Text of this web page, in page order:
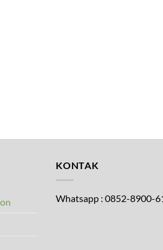
KONTAK
Whatsapp : 0852-8900-